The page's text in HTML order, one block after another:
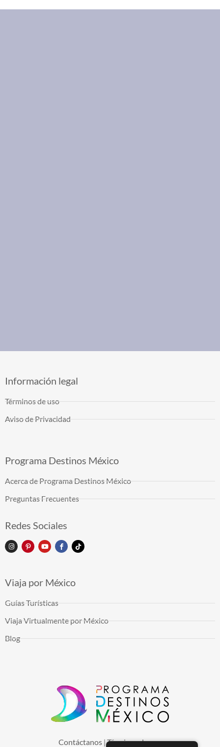
Información legal
Términos de uso
Aviso de Privacidad
Programa Destinos México
Acerca de Programa Destinos México
Preguntas Frecuentes
Redes Sociales
Viaja por México
Guías Turísticas
Viaja Virtualmente por México
Blog
Contáctanos |Términos de uso